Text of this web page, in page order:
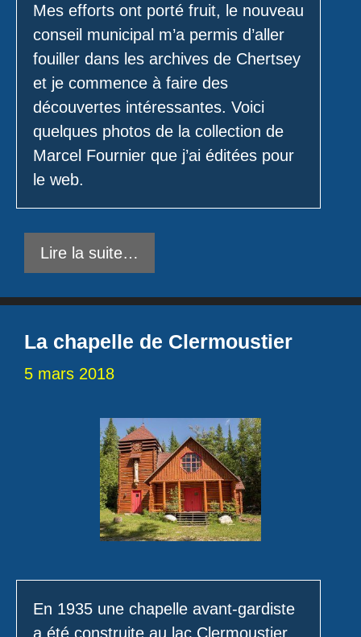
Mes efforts ont porté fruit, le nouveau
conseil municipal m’a permis d’aller
fouiller dans les archives de Chertsey
et je commence à faire des
découvertes intéressantes. Voici
quelques photos de la collection de
Marcel Fournier que j’ai éditées pour
le web.
Lire la suite…
La chapelle de Clermoustier
5 mars 2018
En 1935 une chapelle avant-gardiste
a été construite au lac Clermoustier,